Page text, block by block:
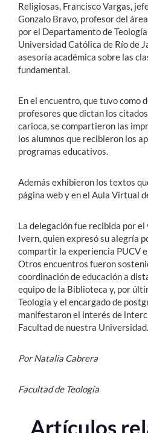
Religiosas, Francisco Vargas,
Gonzalo Bravo, profesor del
por el Departamento de
Universidad Católica de Río de
asesoría académica sobre las
fundamental.
En el encuentro, que tuvo como
profesores que dictan los
carioca, se compartieron las
los alumnos que recibieron los
programas educativos.
Además exhibieron los textos
página web y en el Aula Virtual
La delegación fue recibida por
Ivern, quien expresó su alegría
compartir la experiencia PUCV
Otros encuentros fueron
coordinación de educación a
equipo de la Biblioteca y, por
Teología y el encargado de
manifestaron el interés de
Facultad de nuestra Universidad.
Por Natalia Cabrera
Facultad de Teología
Artículos